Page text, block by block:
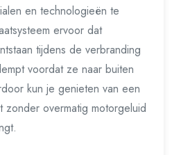
en technologieën te
ervoor dat
tijdens de verbranding
voordat ze naar buiten
kun je genieten van een
zonder overmatig motorgeluid